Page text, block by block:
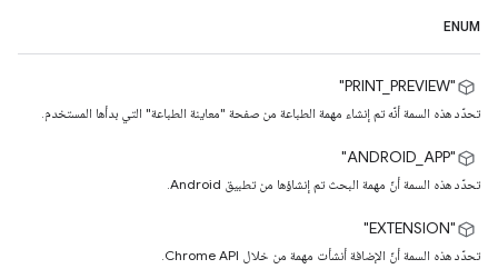
ENUM
"PRINT_PREVIEW"
تحدّد هذه السمة أنّه تم إنشاء مهمة الطباعة من صفحة "معاينة الطباعة" التي بدأها المستخدم.
‫"ANDROID_APP"
تحدّد هذه السمة أنّ مهمة البحث تم إنشاؤها من تطبيق Android.
"EXTENSION"
تحدّد هذه السمة أنّ الإضافة أنشأت مهمة من خلال Chrome API.